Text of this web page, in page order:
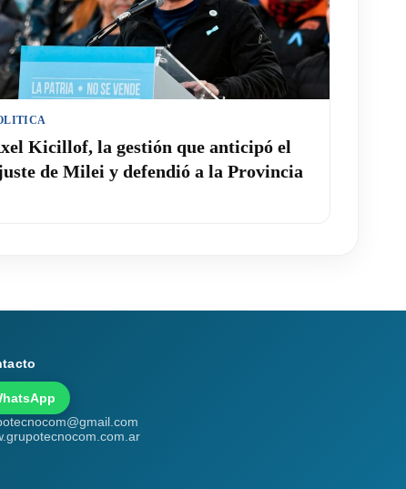
Kicillof, la gestión que anticipó el
de Milei y defendió a la Provincia